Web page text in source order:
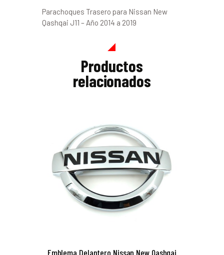
Parachoques Trasero para Nissan New
Qashqai J11 – Año 2014 a 2019
Productos
relacionados
Emblema Delantero Nissan New Qashqai